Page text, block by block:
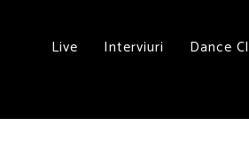
Live Interviuri Dance